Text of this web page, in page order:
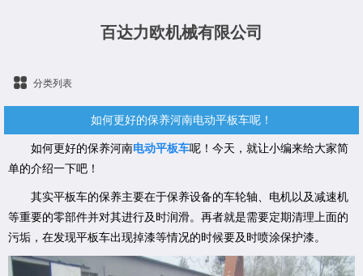
百达力欧机械有限公司
分类列表
如何更好的保养河南电动平板车呢！
如何更好的保养河南电动平板车呢！今天，就让小编来给大家简
单的介绍一下吧！
其实平板车的保养主要在于保养设备的车轮轴、电机以及减速机
等重要的零部件并对其进行及时润滑。再者就是需要定期清理上面的
污垢，在发现平板车出现掉漆等情况的时候要及时喷涂保护漆。